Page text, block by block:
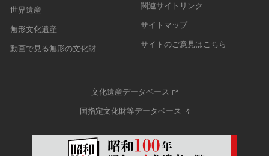
世界遺産
無形文化遺産
動画で見る無形の文化財
関連サイトリンク
サイトマップ
サイトのご意見はこちら
文化遺産データベース
国指定文化財等データベース